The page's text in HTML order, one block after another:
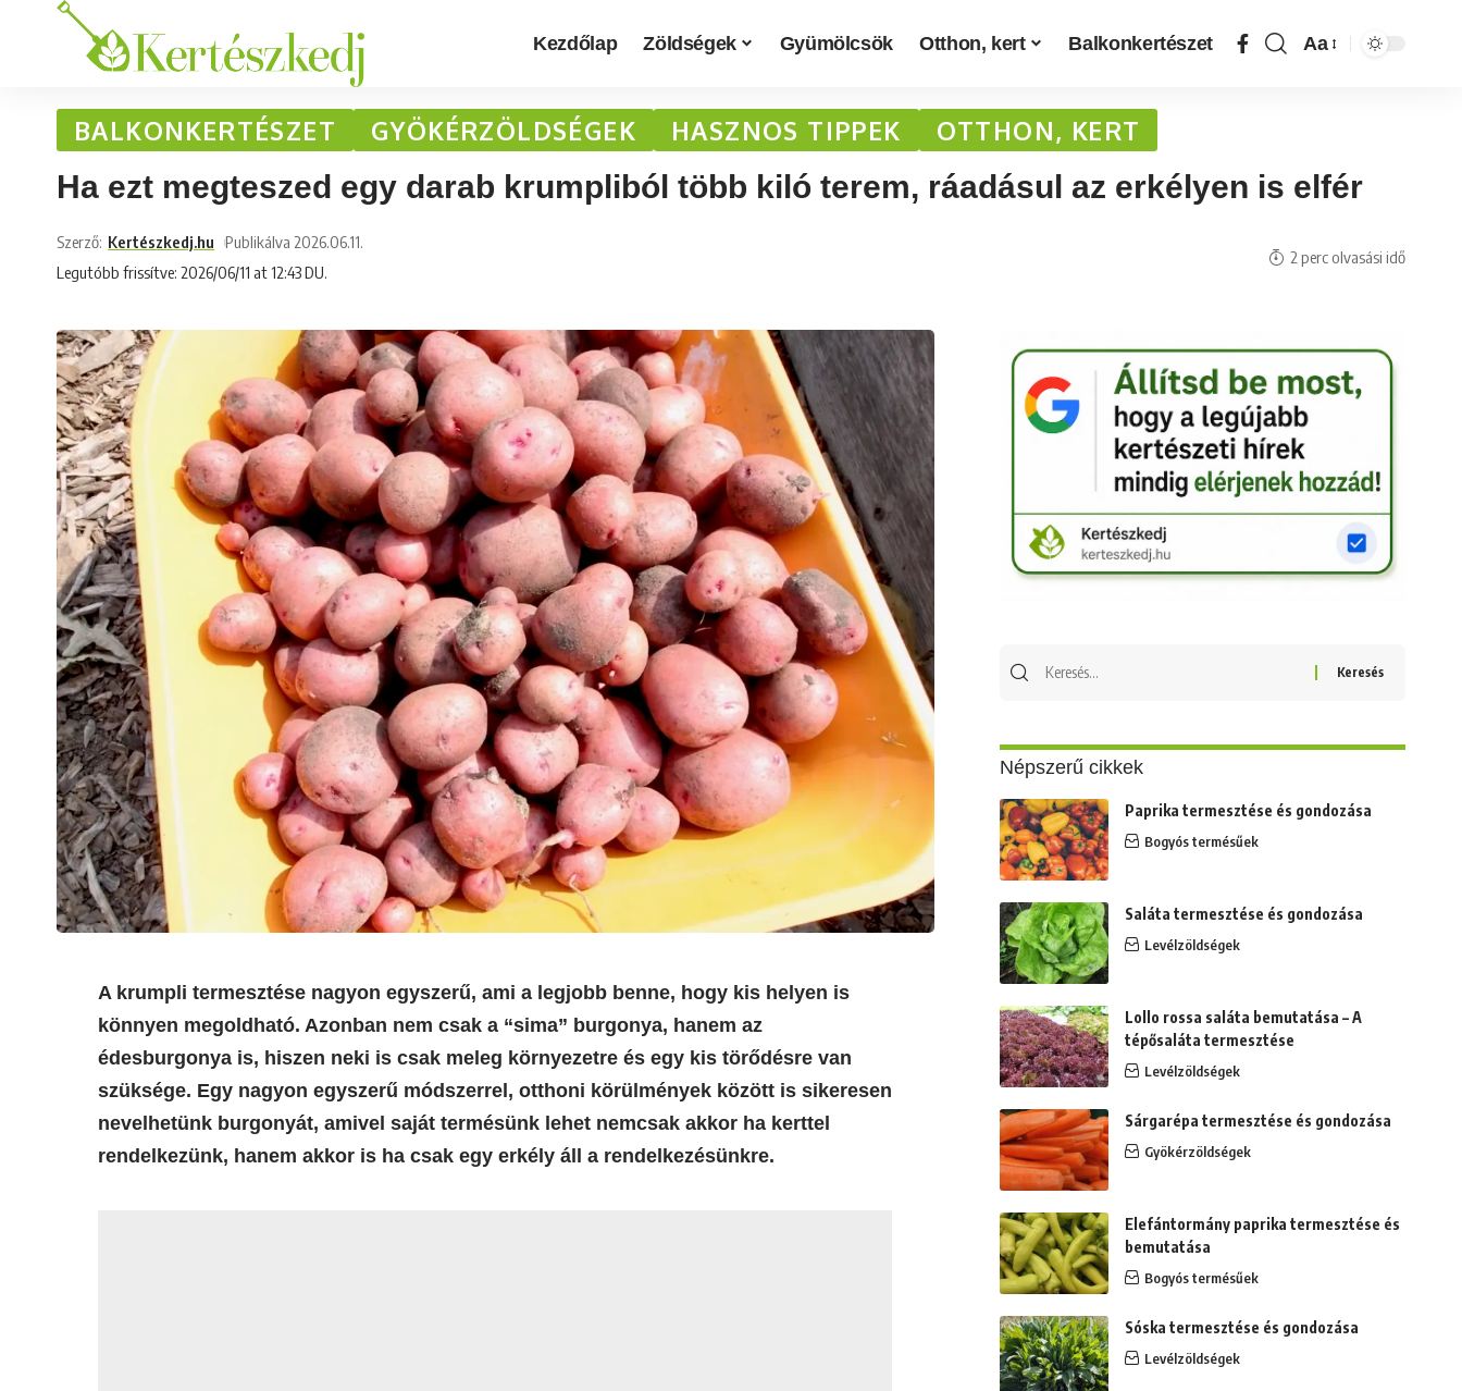
Kezdőlap Zöldségek Gyümölcsök Otthon, kert Balkonkertészet Aa
BALKONKERTÉSZET GYÖKÉRZÖLDSÉGEK HASZNOS TIPPEK OTTHON, KERT
Ha ezt megteszed egy darab krumpliból több kiló terem, ráadásul az erkélyen is elfér
Legutóbb frissítve: 2026/06/11 at 12:43 DU.
Szerző: Kertészkedj.hu Publikálva 2026.06.11.
2 perc olvasási idő
A krumpli termesztése nagyon egyszerű, ami a legjobb benne, hogy kis helyen is
könnyen megoldható. Azonban nem csak a “sima” burgonya, hanem az
édesburgonya is, hiszen neki is csak meleg környezetre és egy kis törődésre van
szüksége. Egy nagyon egyszerű módszerrel, otthoni körülmények között is sikeresen
nevelhetünk burgonyát, amivel saját termésünk lehet nemcsak akkor ha kerttel
rendelkezünk, hanem akkor is ha csak egy erkély áll a rendelkezésünkre.
Népszerű cikkek
Paprika termesztése és gondozása
Bogyós termésűek
Saláta termesztése és gondozása
Levélzöldségek
Lollo rossa saláta bemutatása – A
tépősaláta termesztése
Levélzöldségek
Sárgarépa termesztése és gondozása
Gyökérzöldségek
Elefántormány paprika termesztése és
bemutatása
Bogyós termésűek
Sóska termesztése és gondozása
Levélzöldségek